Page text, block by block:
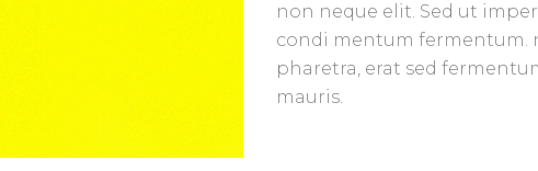
non neque elit. Sed ut
condi mentum fermentum.
pharetra, erat sed
mauris.